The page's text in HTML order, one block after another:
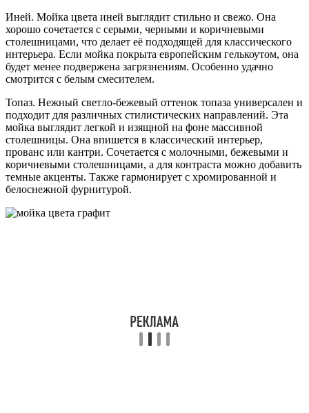
Иней. Мойка цвета иней выглядит стильно и свежо. Она
хорошо сочетается с серыми, черными и коричневыми
столешницами, что делает её подходящей для классического
интерьера. Если мойка покрыта европейским гелькоутом, она
будет менее подвержена загрязнениям. Особенно удачно
смотрится с белым смесителем.
Топаз. Нежный светло-бежевый оттенок топаза универсален и
подходит для различных стилистических направлений. Эта
мойка выглядит легкой и изящной на фоне массивной
столешницы. Она впишется в классический интерьер,
прованс или кантри. Сочетается с молочными, бежевыми и
коричневыми столешницами, а для контраста можно добавить
темные акценты. Также гармонирует с хромированной и
белоснежной фурнитурой.